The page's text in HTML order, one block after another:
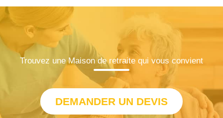
Trouvez une Maison de retraite qui vous convient
DEMANDER UN DEVIS